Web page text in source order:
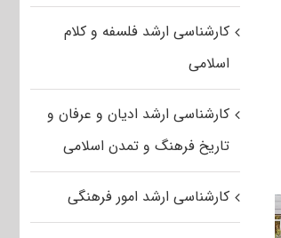
کارشناسی ارشد فلسفه و کلام
اسلامی
کارشناسی ارشد ادیان و عرفان و
تاریخ فرهنگ و تمدن اسلامی
کارشناسی ارشد امور فرهنگی